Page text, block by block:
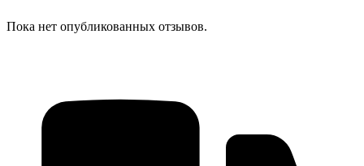
Пока нет опубликованных отзывов.